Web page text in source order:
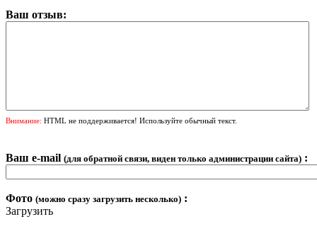
Ваш отзыв:
Внимание: HTML не поддерживается! Используйте обычный текст.
Ваш e-mail (для обратной связи, виден только администрации сайта) :
Фото (можно сразу загрузить несколько) :
Загрузить